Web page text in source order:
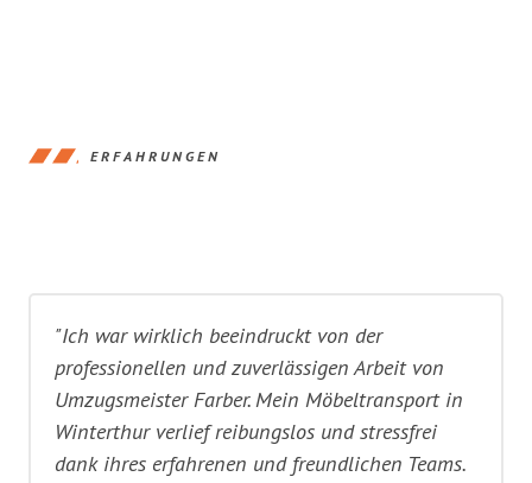
ERFAHRUNGEN
"Ich war wirklich beeindruckt von der
professionellen und zuverlässigen Arbeit von
Umzugsmeister Farber. Mein Möbeltransport in
Winterthur verlief reibungslos und stressfrei
dank ihres erfahrenen und freundlichen Teams.